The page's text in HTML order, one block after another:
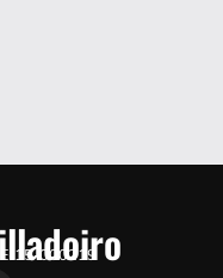
E-15-000219